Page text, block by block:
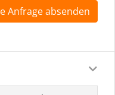
Anfrage absenden